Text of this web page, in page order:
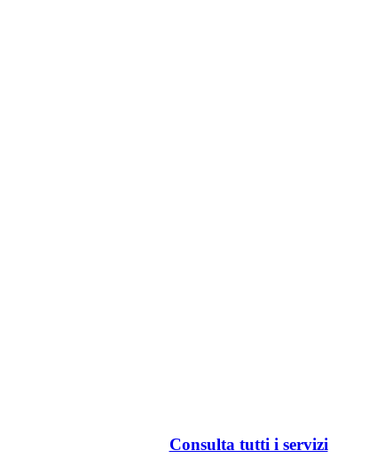
Consulta tutti i servizi